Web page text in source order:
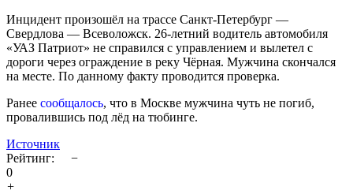
Инцидент произошёл на трассе Санкт-Петербург —
Свердлова — Всеволожск. 26-летний водитель автомобиля
«УАЗ Патриот» не справился с управлением и вылетел с
дороги через ограждение в реку Чёрная. Мужчина скончался
на месте. По данному факту проводится проверка.
Ранее сообщалось, что в Москве мужчина чуть не погиб,
провалившись под лёд на тюбинге.
Источник
Рейтинг: −
0
+